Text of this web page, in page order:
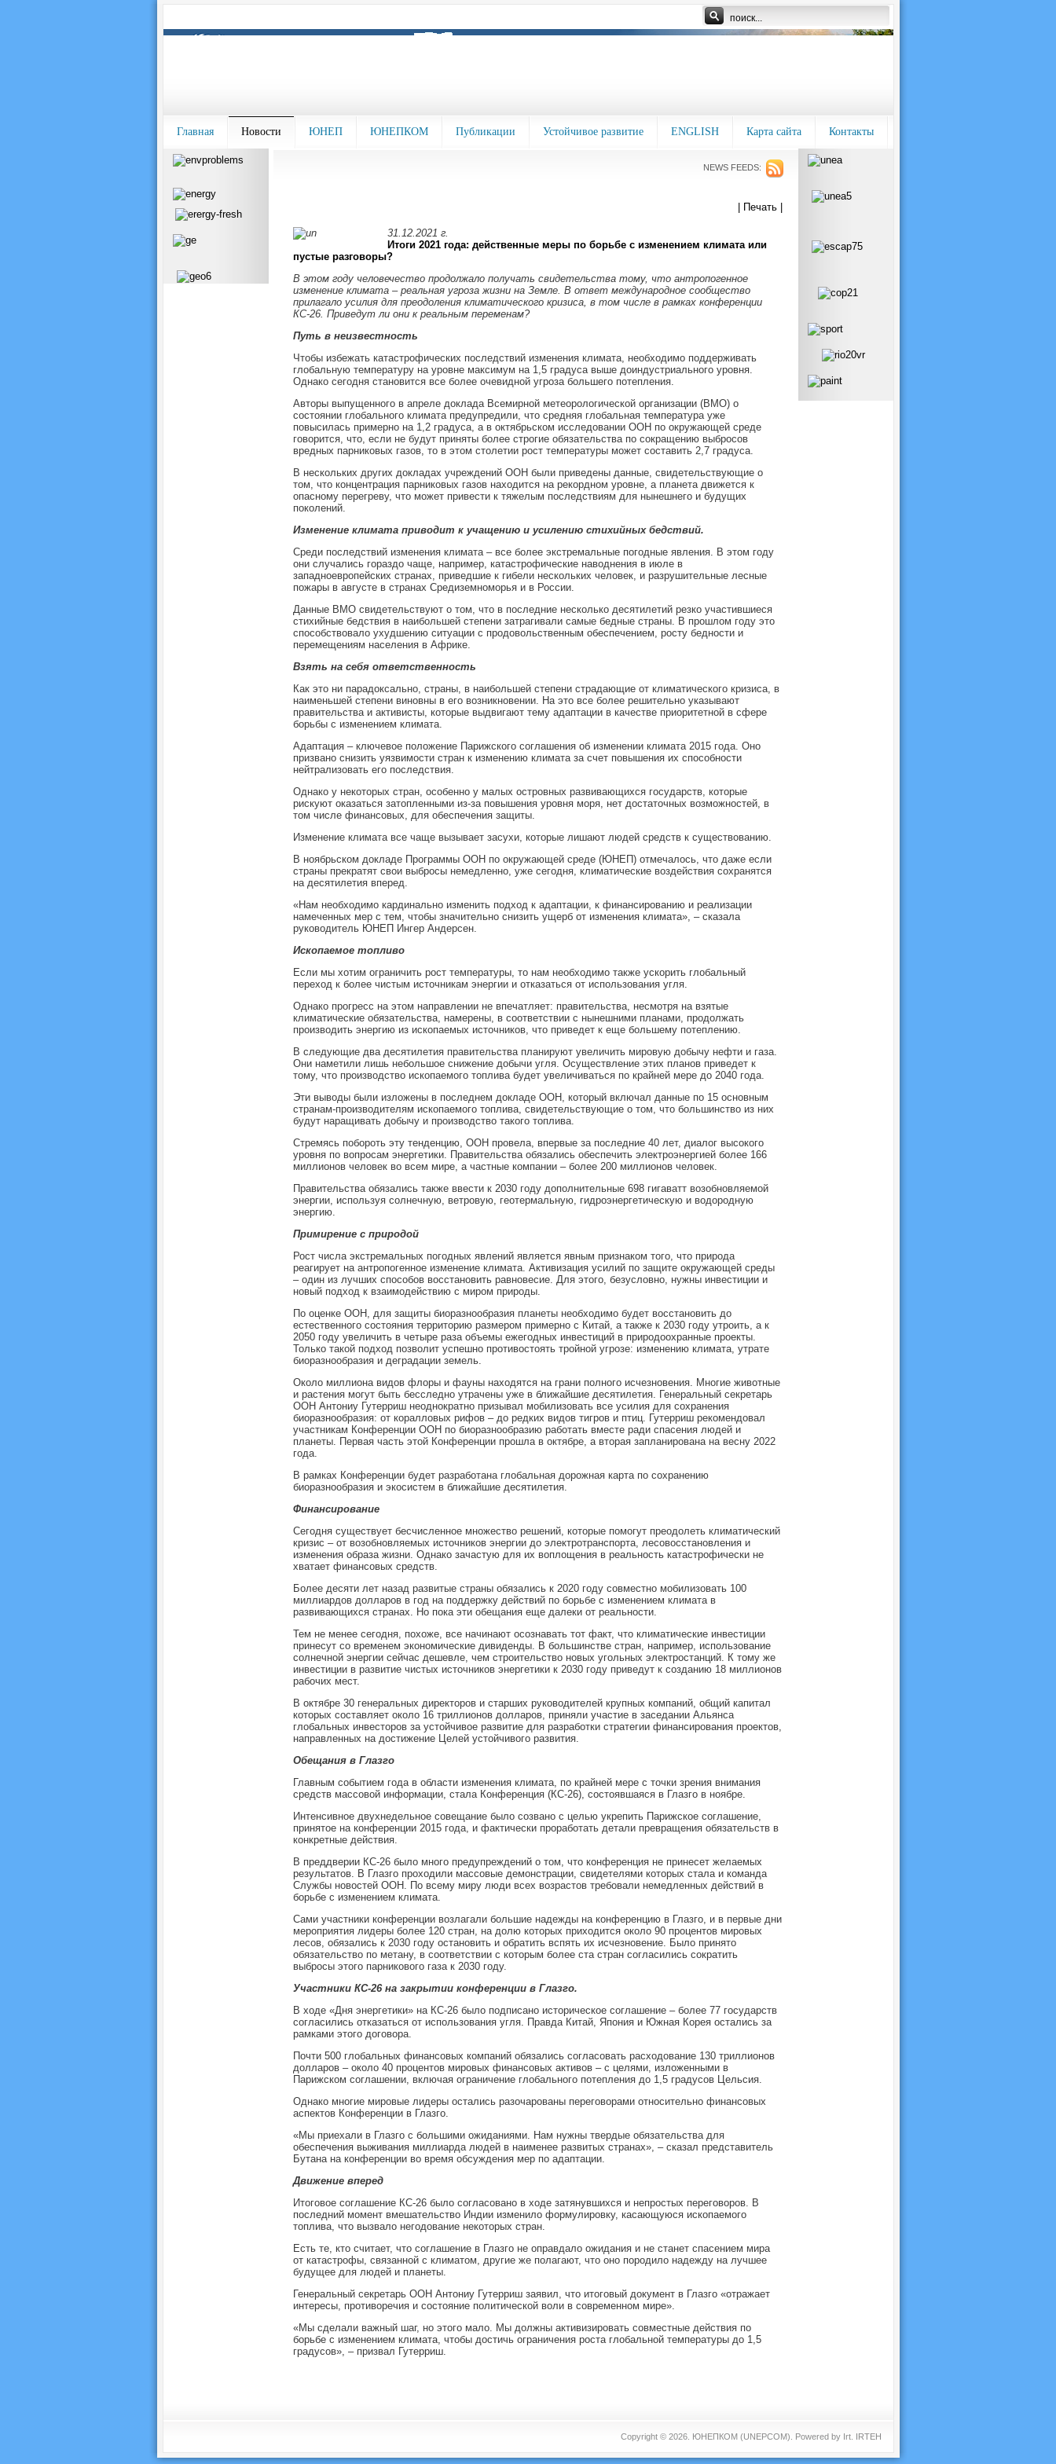
Главная Новости ЮНЕП ЮНЕПКОМ Публикации Устойчивое развитие ENGLISH Карта сайта Контакты
NEWS FEEDS:
| Печать |
31.12.2021 г.
Итоги 2021 года: действенные меры по борьбе с изменением климата или
пустые разговоры?
В этом году человечество продолжало получать свидетельства тому, что антропогенное
изменение климата – реальная угроза жизни на Земле. В ответ международное сообщество
прилагало усилия для преодоления климатического кризиса, в том числе в рамках конференции
КС-26. Приведут ли они к реальным переменам?
Путь в неизвестность
Чтобы избежать катастрофических последствий изменения климата, необходимо поддерживать
глобальную температуру на уровне максимум на 1,5 градуса выше доиндустриального уровня.
Однако сегодня становится все более очевидной угроза большего потепления.
Авторы выпущенного в апреле доклада Всемирной метеорологической организации (ВМО) о
состоянии глобального климата предупредили, что средняя глобальная температура уже
повысилась примерно на 1,2 градуса, а в октябрьском исследовании ООН по окружающей среде
говорится, что, если не будут приняты более строгие обязательства по сокращению выбросов
вредных парниковых газов, то в этом столетии рост температуры может составить 2,7 градуса.
В нескольких других докладах учреждений ООН были приведены данные, свидетельствующие о
том, что концентрация парниковых газов находится на рекордном уровне, а планета движется к
опасному перегреву, что может привести к тяжелым последствиям для нынешнего и будущих
поколений.
Изменение климата приводит к учащению и усилению стихийных бедствий.
Среди последствий изменения климата – все более экстремальные погодные явления. В этом году
они случались гораздо чаще, например, катастрофические наводнения в июле в
западноевропейских странах, приведшие к гибели нескольких человек, и разрушительные лесные
пожары в августе в странах Средиземноморья и в России.
Данные ВМО свидетельствуют о том, что в последние несколько десятилетий резко участившиеся
стихийные бедствия в наибольшей степени затрагивали самые бедные страны. В прошлом году это
способствовало ухудшению ситуации с продовольственным обеспечением, росту бедности и
перемещениям населения в Африке.
Взять на себя ответственность
Как это ни парадоксально, страны, в наибольшей степени страдающие от климатического кризиса, в
наименьшей степени виновны в его возникновении. На это все более решительно указывают
правительства и активисты, которые выдвигают тему адаптации в качестве приоритетной в сфере
борьбы с изменением климата.
Адаптация – ключевое положение Парижского соглашения об изменении климата 2015 года. Оно
призвано снизить уязвимости стран к изменению климата за счет повышения их способности
нейтрализовать его последствия.
Однако у некоторых стран, особенно у малых островных развивающихся государств, которые
рискуют оказаться затопленными из-за повышения уровня моря, нет достаточных возможностей, в
том числе финансовых, для обеспечения защиты.
Изменение климата все чаще вызывает засухи, которые лишают людей средств к существованию.
В ноябрьском докладе Программы ООН по окружающей среде (ЮНЕП) отмечалось, что даже если
страны прекратят свои выбросы немедленно, уже сегодня, климатические воздействия сохранятся
на десятилетия вперед.
«Нам необходимо кардинально изменить подход к адаптации, к финансированию и реализации
намеченных мер с тем, чтобы значительно снизить ущерб от изменения климата», – сказала
руководитель ЮНЕП Ингер Андерсен.
Ископаемое топливо
Если мы хотим ограничить рост температуры, то нам необходимо также ускорить глобальный
переход к более чистым источникам энергии и отказаться от использования угля.
Однако прогресс на этом направлении не впечатляет: правительства, несмотря на взятые
климатические обязательства, намерены, в соответствии с нынешними планами, продолжать
производить энергию из ископаемых источников, что приведет к еще большему потеплению.
В следующие два десятилетия правительства планируют увеличить мировую добычу нефти и газа.
Они наметили лишь небольшое снижение добычи угля. Осуществление этих планов приведет к
тому, что производство ископаемого топлива будет увеличиваться по крайней мере до 2040 года.
Эти выводы были изложены в последнем докладе ООН, который включал данные по 15 основным
странам-производителям ископаемого топлива, свидетельствующие о том, что большинство из них
будут наращивать добычу и производство такого топлива.
Стремясь побороть эту тенденцию, ООН провела, впервые за последние 40 лет, диалог высокого
уровня по вопросам энергетики. Правительства обязались обеспечить электроэнергией более 166
миллионов человек во всем мире, а частные компании – более 200 миллионов человек.
Правительства обязались также ввести к 2030 году дополнительные 698 гигаватт возобновляемой
энергии, используя солнечную, ветровую, геотермальную, гидроэнергетическую и водородную
энергию.
Примирение с природой
Рост числа экстремальных погодных явлений является явным признаком того, что природа
реагирует на антропогенное изменение климата. Активизация усилий по защите окружающей среды
– один из лучших способов восстановить равновесие. Для этого, безусловно, нужны инвестиции и
новый подход к взаимодействию с миром природы.
По оценке ООН, для защиты биоразнообразия планеты необходимо будет восстановить до
естественного состояния территорию размером примерно с Китай, а также к 2030 году утроить, а к
2050 году увеличить в четыре раза объемы ежегодных инвестиций в природоохранные проекты.
Только такой подход позволит успешно противостоять тройной угрозе: изменению климата, утрате
биоразнообразия и деградации земель.
Около миллиона видов флоры и фауны находятся на грани полного исчезновения. Многие животные
и растения могут быть бесследно утрачены уже в ближайшие десятилетия. Генеральный секретарь
ООН Антониу Гутерриш неоднократно призывал мобилизовать все усилия для сохранения
биоразнообразия: от коралловых рифов – до редких видов тигров и птиц. Гутерриш рекомендовал
участникам Конференции ООН по биоразнообразию работать вместе ради спасения людей и
планеты. Первая часть этой Конференции прошла в октябре, а вторая запланирована на весну 2022
года.
В рамках Конференции будет разработана глобальная дорожная карта по сохранению
биоразнообразия и экосистем в ближайшие десятилетия.
Финансирование
Сегодня существует бесчисленное множество решений, которые помогут преодолеть климатический
кризис – от возобновляемых источников энергии до электротранспорта, лесовосстановления и
изменения образа жизни. Однако зачастую для их воплощения в реальность катастрофически не
хватает финансовых средств.
Более десяти лет назад развитые страны обязались к 2020 году совместно мобилизовать 100
миллиардов долларов в год на поддержку действий по борьбе с изменением климата в
развивающихся странах. Но пока эти обещания еще далеки от реальности.
Тем не менее сегодня, похоже, все начинают осознавать тот факт, что климатические инвестиции
принесут со временем экономические дивиденды. В большинстве стран, например, использование
солнечной энергии сейчас дешевле, чем строительство новых угольных электростанций. К тому же
инвестиции в развитие чистых источников энергетики к 2030 году приведут к созданию 18 миллионов
рабочих мест.
В октябре 30 генеральных директоров и старших руководителей крупных компаний, общий капитал
которых составляет около 16 триллионов долларов, приняли участие в заседании Альянса
глобальных инвесторов за устойчивое развитие для разработки стратегии финансирования проектов,
направленных на достижение Целей устойчивого развития.
Обещания в Глазго
Главным событием года в области изменения климата, по крайней мере с точки зрения внимания
средств массовой информации, стала Конференция (КС-26), состоявшаяся в Глазго в ноябре.
Интенсивное двухнедельное совещание было созвано с целью укрепить Парижское соглашение,
принятое на конференции 2015 года, и фактически проработать детали превращения обязательств в
конкретные действия.
В преддверии КС-26 было много предупреждений о том, что конференция не принесет желаемых
результатов. В Глазго проходили массовые демонстрации, свидетелями которых стала и команда
Службы новостей ООН. По всему миру люди всех возрастов требовали немедленных действий в
борьбе с изменением климата.
Сами участники конференции возлагали большие надежды на конференцию в Глазго, и в первые дни
мероприятия лидеры более 120 стран, на долю которых приходится около 90 процентов мировых
лесов, обязались к 2030 году остановить и обратить вспять их исчезновение. Было принято
обязательство по метану, в соответствии с которым более ста стран согласились сократить
выбросы этого парникового газа к 2030 году.
Участники КС-26 на закрытии конференции в Глазго.
В ходе «Дня энергетики» на КС-26 было подписано историческое соглашение – более 77 государств
согласились отказаться от использования угля. Правда Китай, Япония и Южная Корея остались за
рамками этого договора.
Почти 500 глобальных финансовых компаний обязались согласовать расходование 130 триллионов
долларов – около 40 процентов мировых финансовых активов – с целями, изложенными в
Парижском соглашении, включая ограничение глобального потепления до 1,5 градусов Цельсия.
Однако многие мировые лидеры остались разочарованы переговорами относительно финансовых
аспектов Конференции в Глазго.
«Мы приехали в Глазго с большими ожиданиями. Нам нужны твердые обязательства для
обеспечения выживания миллиарда людей в наименее развитых странах», – сказал представитель
Бутана на конференции во время обсуждения мер по адаптации.
Движение вперед
Итоговое соглашение КС-26 было согласовано в ходе затянувшихся и непростых переговоров. В
последний момент вмешательство Индии изменило формулировку, касающуюся ископаемого
топлива, что вызвало негодование некоторых стран.
Есть те, кто считает, что соглашение в Глазго не оправдало ожидания и не станет спасением мира
от катастрофы, связанной с климатом, другие же полагают, что оно породило надежду на лучшее
будущее для людей и планеты.
Генеральный секретарь ООН Антониу Гутерриш заявил, что итоговый документ в Глазго «отражает
интересы, противоречия и состояние политической воли в современном мире».
«Мы сделали важный шаг, но этого мало. Мы должны активизировать совместные действия по
борьбе с изменением климата, чтобы достичь ограничения роста глобальной температуры до 1,5
градусов», – призвал Гутерриш.
Copyright © 2026. ЮНЕПКОМ (UNEPCOM). Powered by Irt. IRTEH